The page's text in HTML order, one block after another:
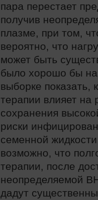
пара перестает
получив
плазме, при том,
вероятно, что
может быть
было хорошо бы
выборке показать,
терапии влияет на
сохранения
риски
семенной
возможно, что
терапии, после
неопределяемой
дадут